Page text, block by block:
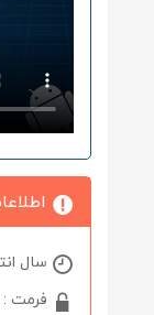
سال
فرمت : rar